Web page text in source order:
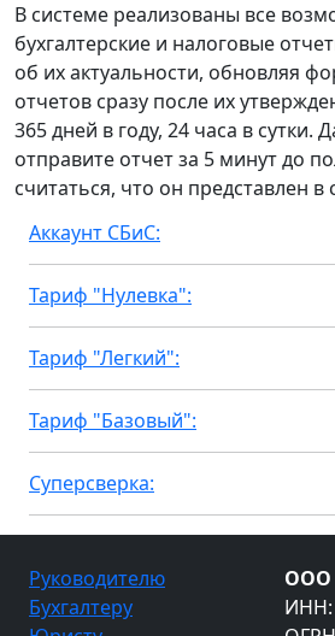
В системе реализованы все
бухгалтерские и налоговые
об их актуальности, обновляя
отчетов сразу после их
365 дней в году, 24 часа в сутки.
отправите отчет за 5 минут до
считаться, что он представлен в
Аккаунт СБиС:
Тариф "Нулевка":
Тариф "Легкий":
Тариф "Базовый":
Суперсверка:
Руководителю
Бухгалтеру
ООО
ИНН: